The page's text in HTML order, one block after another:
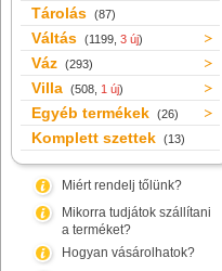
Tárolás (87)
Váltás (1199, 3 új)
Váz (293)
Villa (508, 1 új)
Egyéb termékek (26)
Komplett szettek (13)
Miért rendelj tőlünk?
Mikorra tudjátok szállítani
a terméket?
Hogyan vásárolhatok?